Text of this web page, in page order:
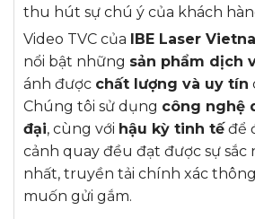
thu hút sự chú ý của khách
Video TVC của
IBE Laser
nổi bật những sản phẩm dịch
ánh được chất lượng và uy tín
Chúng tôi sử dụng công nghệ
đại, cùng với hậu kỳ tinh tếđể
cảnh quay đều đạt được sự sắc
nhất, truyền tải chính xác
muốn gửi gắm.